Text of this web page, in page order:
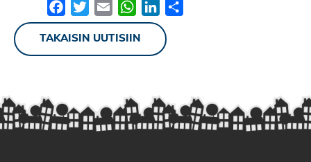
FacebookTwitterEmail WhatsApp
LinkedIn
TAKAISIN UUTISIIN